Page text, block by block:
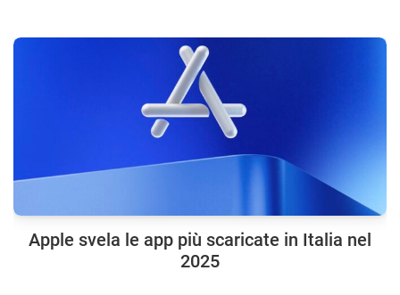
Apple svela le app più scaricate in Italia nel
2025